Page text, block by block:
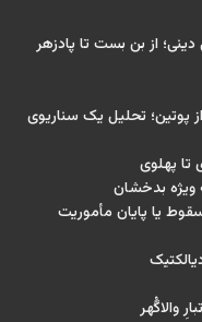
از بن بست تا پادزهر
پوتین؛ تحلیل یک سناریوی
تا پهلوی
ویژه بدخشان
یا پایان مأموریت
والاگُهر